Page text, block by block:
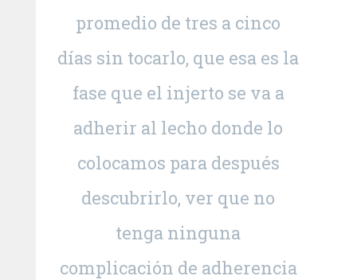
promedio de tres a cinco
días sin tocarlo, que esa es la
fase que el injerto se va a
adherir al lecho donde lo
colocamos para después
descubrirlo, ver que no
tenga ninguna
complicación de adherencia